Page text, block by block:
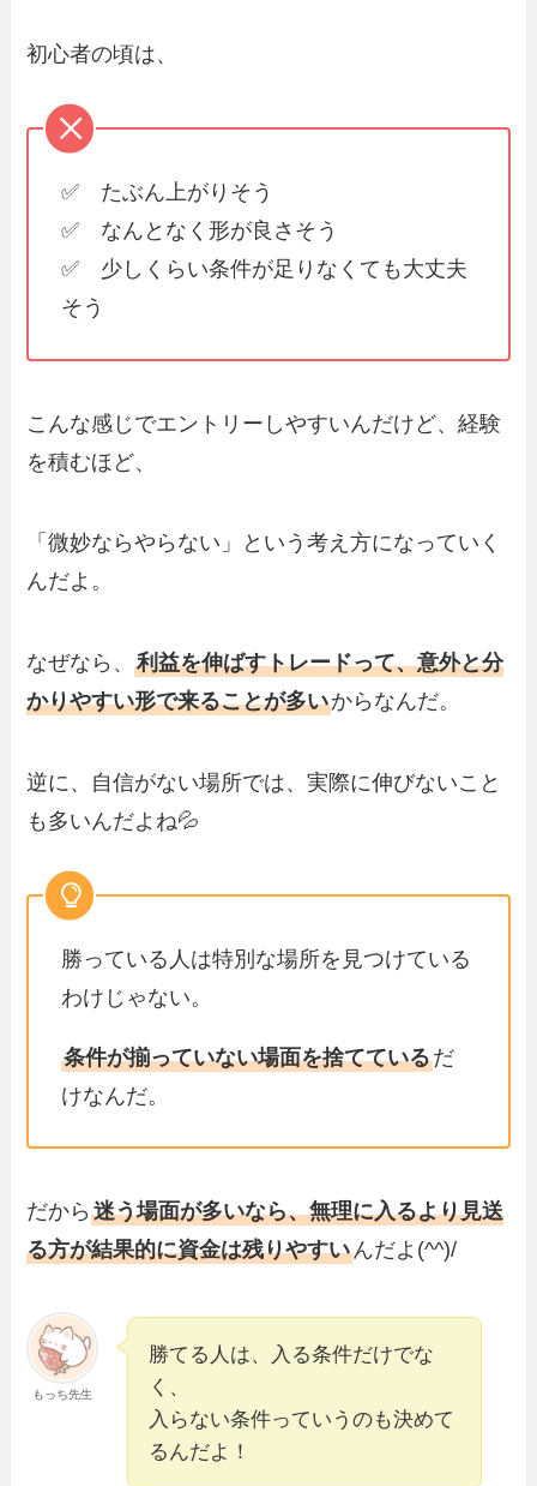
初心者の頃は、
✅ たぶん上がりそう
✅ なんとなく形が良さそう
✅ 少しくらい条件が足りなくても大丈夫
そう
こんな感じでエントリーしやすいんだけど、経験
を積むほど、
「微妙ならやらない」という考え方になっていく
んだよ。
なぜなら、利益を伸ばすトレードって、意外と分
かりやすい形で来ることが多いからなんだ。
逆に、自信がない場所では、実際に伸びないこと
も多いんだよね💦
勝っている人は特別な場所を見つけている
わけじゃない。
条件が揃っていない場面を捨てているだ
けなんだ。
だから迷う場面が多いなら、無理に入るより見送
る方が結果的に資金は残りやすいんだよ(^^)/
もっち先生
勝てる人は、入る条件だけでな
く、
入らない条件っていうのも決めて
るんだよ！